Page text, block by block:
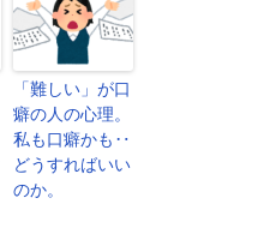
「難しい」が口
癖の人の心理。
私も口癖かも‥
どうすればいい
のか。